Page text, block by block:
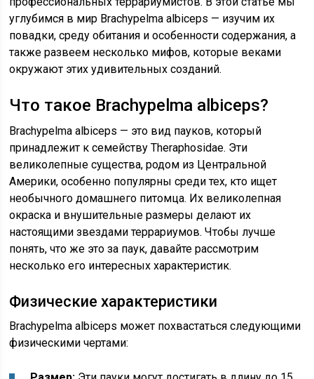
углубимся в мир Brachypelma albiceps — изучим их
повадки, среду обитания и особенности содержания, а
также развеем несколько мифов, которые веками
окружают этих удивительных созданий.
Что такое Brachypelma albiceps?
Brachypelma albiceps — это вид пауков, который
принадлежит к семейству Theraphosidae. Эти
великолепные существа, родом из Центральной
Америки, особенно популярны среди тех, кто ищет
необычного домашнего питомца. Их великолепная
окраска и внушительные размеры делают их
настоящими звездами террариумов. Чтобы лучше
понять, что же это за паук, давайте рассмотрим
несколько его интересных характеристик.
Физические характеристики
Brachypelma albiceps может похвастаться следующими
физическими чертами: